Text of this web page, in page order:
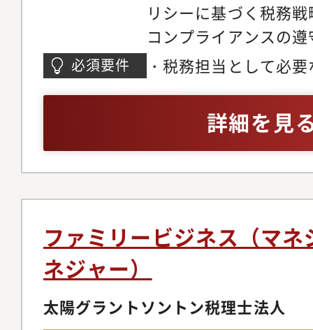
リシーに基づく税務
コンプライアンスの
への啓蒙・税務申告
把握と予防策の立案
えた実効税率改善施
セスの標準化・効率
開・税務組織のマネ
び業務配分管理・グ
州・中国・アジア）
必須要件
・税務担当として必
査・移転価格対応な
点以上）・大学・大
詳細を見
ファミリービジネス（マ
ネジャー）
太陽グラントソントン税理士法人